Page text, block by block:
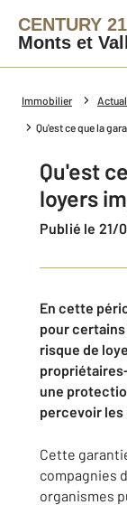
CENTURY 21
Monts et
Immobilier
Qu'est ce que la
Qu'est
loyers
Publié le
En cette
pour
risque de
une
percevoir
Cette
compagnies
organismes